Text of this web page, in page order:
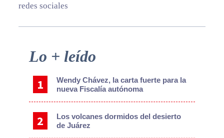
redes sociales
Primary
Sidebar
Lo + leído
Wendy Chávez, la carta fuerte para la
nueva Fiscalía autónoma
Los volcanes dormidos del desierto
de Juárez